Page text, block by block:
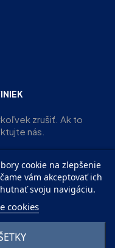
zrušiť. Ak to
nás.
ODOBERAŤ
Powered with ♥︎ by
cookie na zlepšenie
vám akceptovať ich
svoju navigáciu.
cookies